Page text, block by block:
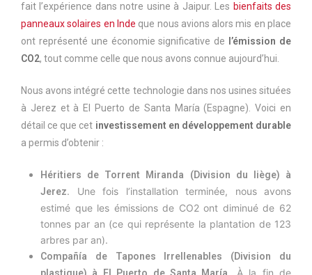
fait l’expérience dans notre usine à Jaipur. Les bienfaits des
panneaux solaires en Inde que nous avions alors mis en place
ont représenté une économie significative de
l’émission de
CO2, tout comme celle que nous avons connue aujourd’hui.
Nous avons intégré cette technologie dans nos usines situées
à Jerez et à El Puerto de Santa María (Espagne). Voici en
détail ce que cet investissement en développement durable
a permis d’obtenir :
Héritiers de Torrent Miranda (Division du liège) à
Jerez. Une fois l’installation terminée, nous avons
estimé que les émissions de CO2 ont diminué de 62
tonnes par an (ce qui représente la plantation de 123
arbres par an).
Compañía de Tapones Irrellenables (Division du